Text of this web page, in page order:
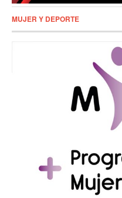
MUJER Y DEPORTE